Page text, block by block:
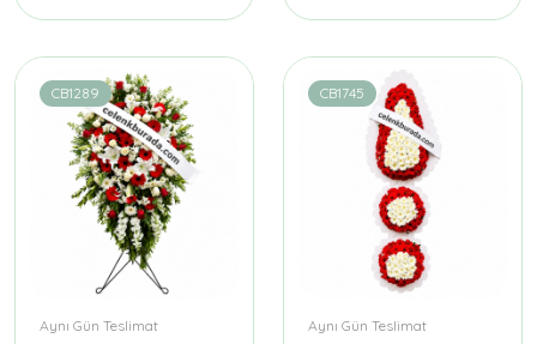
CB1289
Aynı Gün Teslimat
CB1745
Aynı Gün Teslimat